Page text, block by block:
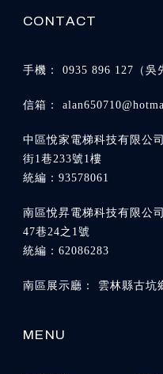
0935 896 127
雲林縣古坑
街1巷233號1樓
47巷24之1號